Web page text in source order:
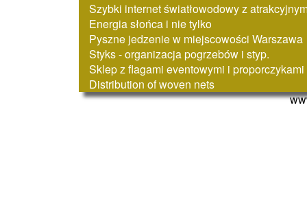
Szybki internet światłowodowy z
Energia słońca i nie tylko
Pyszne jedzenie w miejscowości Warszawa
Styks - organizacja pogrzebów i styp.
Sklep z flagami eventowymi i proporczykami
Distribution of woven nets